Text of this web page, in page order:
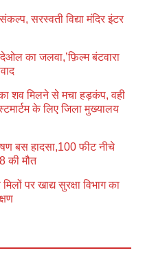
सरस्वती विद्या मंदिर इंटर
का जलवा,’फ़िल्म बंटवारा
शव मिलने से मचा हड़कंप, वही
के लिए जिला मुख्यालय
बस हादसा,100 फीट नीचे
की मौत
पर खाद्य सुरक्षा विभाग का